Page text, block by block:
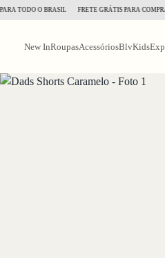
O BRASIL FRETE GRÁTIS PARA COMPRAS
New InRoupasAcessóriosBlvKids